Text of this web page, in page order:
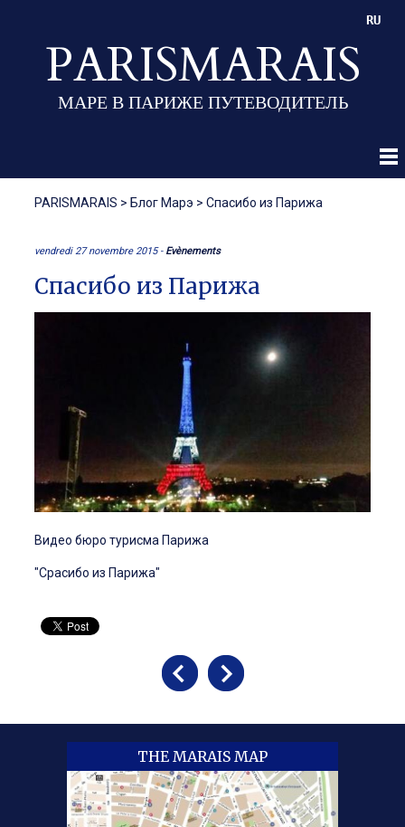
PARISMARAIS
МАРЕ В ПАРИЖЕ ПУТЕВОДИТЕЛЬ
RU
PARISMARAIS > Блог Марэ > Спасибо из Парижа
vendredi 27 novembre 2015 - Evènements
Спасибо из Парижа
Видео бюро турисма Парижа
"Срасибо из Парижа"
THE MARAIS MAP